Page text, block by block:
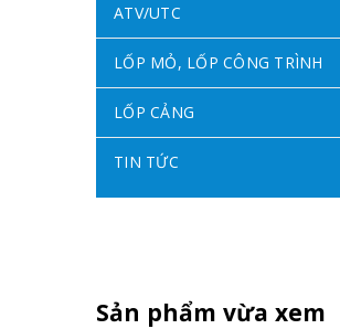
ATV/UTC
LỐP MỎ, LỐP CÔNG TRÌNH
LỐP CẢNG
TIN TỨC
Sản phẩm vừa xem